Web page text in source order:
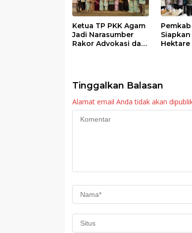
Ketua TP PKK Agam
Jadi Narasumber
Rakor Advokasi dan
Siapkan
Hektare
Tinggalkan Balasan
Alamat email Anda tidak akan